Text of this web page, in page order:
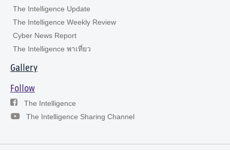
The Intelligence Update
The Intelligence Weekly Review
Cyber News Report
The Intelligence พาเที่ยว
Gallery
Follow
The Intelligence
The Intelligence Sharing Channel